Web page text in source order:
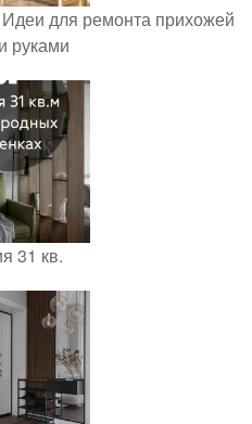
для ремонта прихожей
руками
31 кв.